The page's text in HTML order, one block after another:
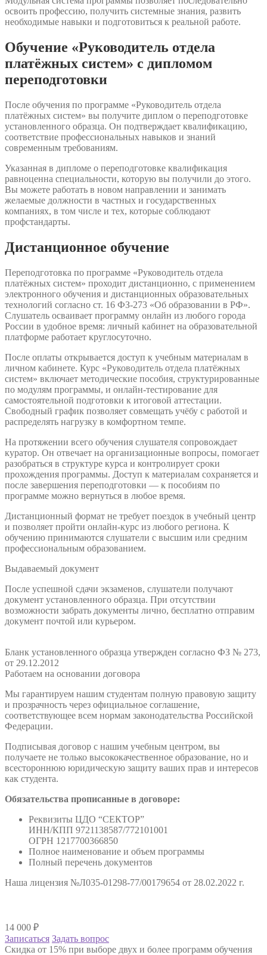
освоить профессию, получить системные знания, развить
необходимые навыки и подготовиться к реальной работе.
Обучение «Руководитель отдела
платёжных систем» с дипломом
переподготовки
После обучения по программе «Руководитель отдела
платёжных систем» вы получите диплом о переподготовке
установленного образца. Он подтверждает квалификацию,
соответствие профессиональных навыков и знаний
современным требованиям.
Указанная в дипломе о переподготовке квалификация
равноценна специальности, которую вы получили до этого.
Вы можете работать в новом направлении и занимать
желаемые должности в частных и государственных
компаниях, в том числе и тех, которые соблюдают
профстандарты.
Дистанционное обучение
Переподготовка по программе «Руководитель отдела
платёжных систем» проходит дистанционно, с применением
электронного обучения и дистанционных образовательных
технологий согласно ст. 16 ФЗ-273 «Об образовании в РФ».
Слушатель осваивает программу онлайн из любого города
России в удобное время: личный кабинет на образовательной
платформе работает круглосуточно.
После оплаты открывается доступ к учебным материалам в
личном кабинете. Курс «Руководитель отдела платёжных
систем» включает методические пособия, структурированные
по модулям программы, и онлайн-тестирование для
самостоятельной подготовки к итоговой аттестации.
Свободный график позволяет совмещать учёбу с работой и
распределять нагрузку в комфортном темпе.
На протяжении всего обучения слушателя сопровождает
куратор. Он отвечает на организационные вопросы, помогает
разобраться в структуре курса и контролирует сроки
прохождения программы. Доступ к материалам сохраняется и
после завершения переподготовки — к пособиям по
программе можно вернуться в любое время.
Дистанционный формат не требует поездок в учебный центр
и позволяет пройти онлайн-курс из любого региона. К
обучению принимаются слушатели с высшим или средним
профессиональным образованием.
Выдаваемый документ
После успешной сдачи экзаменов, слушатели получают
документ установленного образца. При отсутствии
возможности забрать документы лично, бесплатно отправим
документ почтой или курьером.
Бланк установленного образца утвержден согласно ФЗ № 273,
от 29.12.2012
Работаем на основании договора
Мы гарантируем нашим студентам полную правовую защиту
и прозрачность через официальное соглашение,
соответствующее всем нормам законодательства Российской
Федерации.
Подписывая договор с нашим учебным центром, вы
получаете не только высококачественное образование, но и
всестороннюю юридическую защиту ваших прав и интересов
как студента.
Обязательства прописанные в договоре:
Реквизиты ЦДО “СЕКТОР”
ИНН/КПП 9721138587/772101001
ОГРН 1217700366850
Полное наименование и объем программы
Полный перечень документов
Наша лицензия №Л035-01298-77/00179654 от 28.02.2022 г.
14 000 ₽
Записаться Задать вопрос
Скидка от 15% при выборе двух и более программ обучения